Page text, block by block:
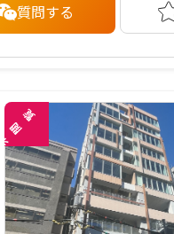
質問する
未
閲
覧